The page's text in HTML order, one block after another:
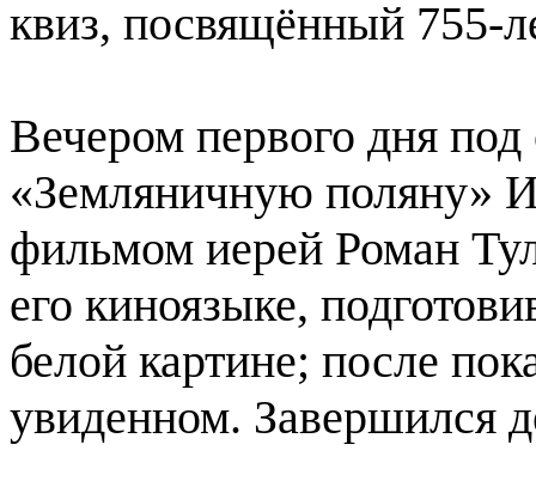
квиз, посвящённый 755-
Вечером первого дня
«Земляничную поляну»
фильмом иерей Роман
его киноязыке,
белой картине; после
увиденном. Завершился